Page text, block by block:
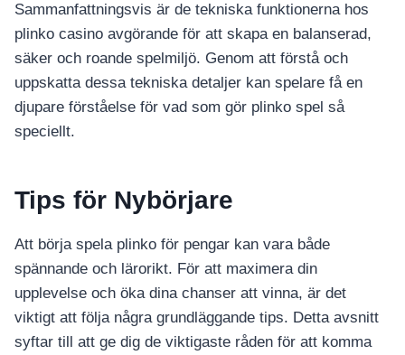
Sammanfattningsvis är de tekniska funktionerna hos
plinko casino avgörande för att skapa en balanserad,
säker och roande spelmiljö. Genom att förstå och
uppskatta dessa tekniska detaljer kan spelare få en
djupare förståelse för vad som gör plinko spel så
speciellt.
Tips för Nybörjare
Att börja spela plinko för pengar kan vara både
spännande och lärorikt. För att maximera din
upplevelse och öka dina chanser att vinna, är det
viktigt att följa några grundläggande tips. Detta avsnitt
syftar till att ge dig de viktigaste råden för att komma